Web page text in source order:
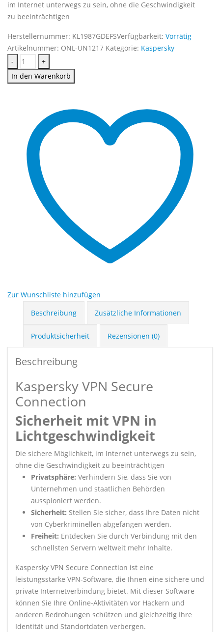
im Internet unterwegs zu sein, ohne die Geschwindigkeit
zu beeinträchtigen
Herstellernummer: KL1987GDEFSVerfügbarkeit: Vorrätig
Artikelnummer: ONL-UN1217 Kategorie: Kaspersky
-
+
In den Warenkorb
Zur Wunschliste hinzufügen
Beschreibung
Zusätzliche Informationen
Produktsicherheit Rezensionen (0)
Beschreibung
Kaspersky VPN Secure
Connection
Sicherheit mit VPN in
Licht­geschwindig­keit
Die sichere Möglichkeit, im Internet unterwegs zu sein,
ohne die Geschwindigkeit zu beeinträchtigen
Privatsphäre: Verhindern Sie, dass Sie von
Unternehmen und staatlichen Behörden
ausspioniert werden.
Sicherheit: Stellen Sie sicher, dass Ihre Daten nicht
von Cyberkriminellen abgefangen werden.
Freiheit: Entdecken Sie durch Verbindung mit den
schnellsten Servern weltweit mehr Inhalte.
Kaspersky VPN Secure Connection ist eine
leistungsstarke VPN-Software, die Ihnen eine sichere und
private Internetverbindung bietet. Mit dieser Software
können Sie Ihre Online-Aktivitäten vor Hackern und
anderen Bedrohungen schützen und gleichzeitig Ihre
Identität und Standortdaten verbergen.